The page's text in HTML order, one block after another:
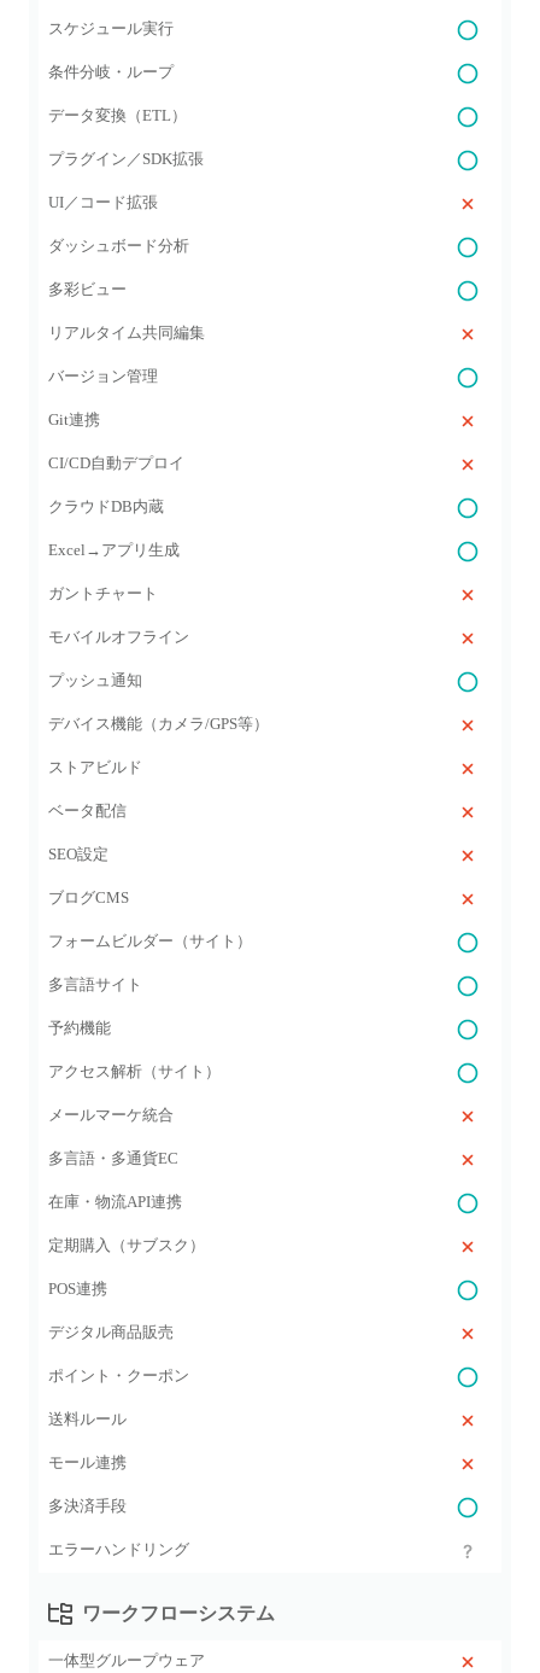
スケジュール実行
条件分岐・ループ
データ変換（ETL）
プラグイン／SDK拡張
UI／コード拡張
ダッシュボード分析
多彩ビュー
リアルタイム共同編集
バージョン管理
Git連携
CI/CD自動デプロイ
クラウドDB内蔵
Excel→アプリ生成
ガントチャート
モバイルオフライン
プッシュ通知
デバイス機能（カメラ/GPS等）
ストアビルド
ベータ配信
SEO設定
ブログCMS
フォームビルダー（サイト）
多言語サイト
予約機能
アクセス解析（サイト）
メールマーケ統合
多言語・多通貨EC
在庫・物流API連携
定期購入（サブスク）
POS連携
デジタル商品販売
ポイント・クーポン
送料ルール
モール連携
多決済手段
エラーハンドリング
ワークフローシステム
一体型グループウェア